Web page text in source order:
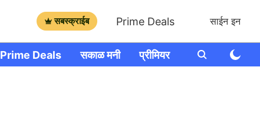
सबस्क्राईब Prime Deals साईन इन
Prime Deals सकाळ मनी प्रीमियर आणखी राशी